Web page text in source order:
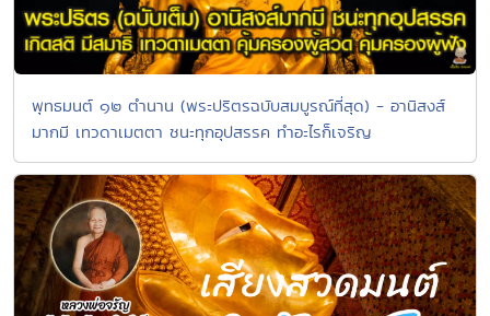
พุทธมนต์ ๑๒ ตำนาน (พระปริตรฉบับสมบูรณ์ที่สุด) - อานิสงส์
มากมี เทวดาเมตตา ชนะทุกอุปสรรค ทำอะไรก็เจริญ